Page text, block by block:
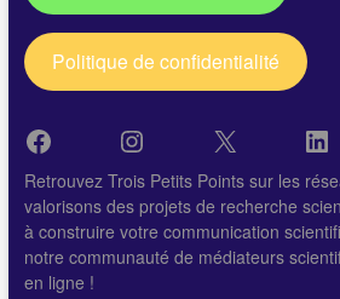
Politique de confidentialité
FacebookInstagram
X
Retrouvez Trois Petits Points sur les
valorisons des projets de recherche
à construire votre communication
notre communauté de médiateurs
en ligne !